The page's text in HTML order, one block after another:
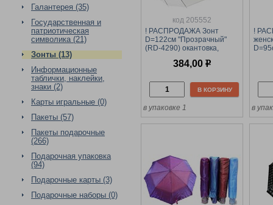
Галантерея (35)
Государственная и
патриотическая
символика (21)
Зонты (13)
Информационные
таблички, наклейки,
знаки (2)
Карты игральные (0)
Пакеты (57)
Пакеты подарочные
(266)
Подарочная упаковка
(94)
Подарочные карты (3)
Подарочные наборы (0)
код 205552
! РАСПРОДАЖА Зонт
D=122см "Прозрачный"
(RD-4290) окантовка,
384,00 р
В КОРЗИНУ
в упаковке 1
!
в